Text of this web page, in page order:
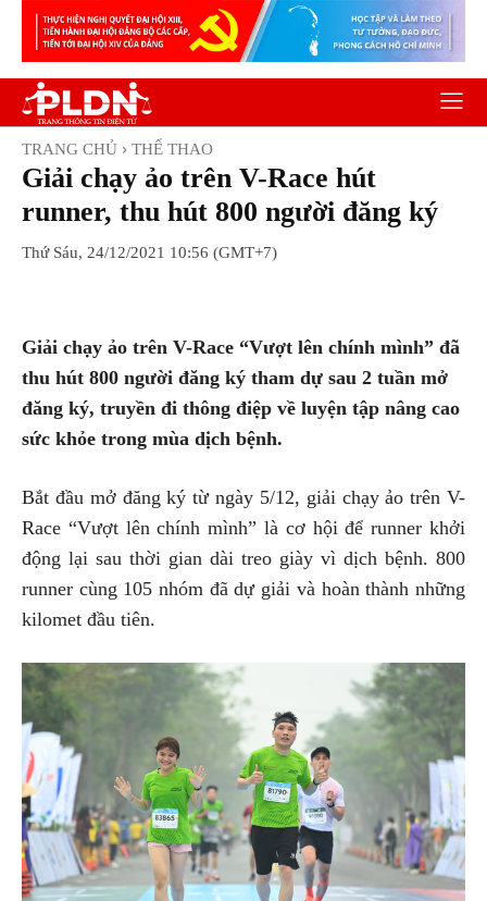
TRANG CHỦ THỂ THAO
Giải chạy ảo trên V-Race hút
runner, thu hút 800 người đăng ký
Thứ Sáu, 24/12/2021 10:56 (GMT+7)
Giải chạy ảo trên V-Race “Vượt lên chính mình” đã
thu hút 800 người đăng ký tham dự sau 2 tuần mở
đăng ký, truyền đi thông điệp về luyện tập nâng cao
sức khỏe trong mùa dịch bệnh.
Bắt đầu mở đăng ký từ ngày 5/12, giải chạy ảo trên V-
Race “Vượt lên chính mình” là cơ hội để runner khởi
động lại sau thời gian dài treo giày vì dịch bệnh. 800
runner cùng 105 nhóm đã dự giải và hoàn thành những
kilomet đầu tiên.